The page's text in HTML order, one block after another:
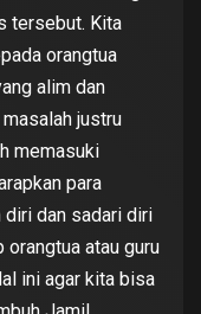
tersebut. Kita
orangtua
alim dan
justru
memasuki
para
diri dan sadari diri
atau guru
ini agar kita bisa